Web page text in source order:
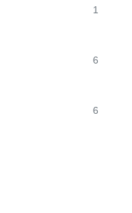
1
6
6